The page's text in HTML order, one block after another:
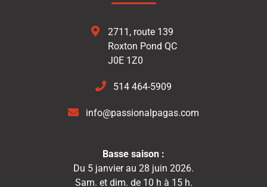
2711, route 139
Roxton Pond QC
J0E 1Z0
514 464-5909
info@passionalpagas.com
Basse saison :
Du 5 janvier au 28 juin 2026.
Sam. et dim. de 10 h à 15 h.